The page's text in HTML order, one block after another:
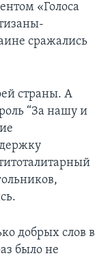
«Голоса
сражались
страны. А
“За нашу и
добрых слов в
было не